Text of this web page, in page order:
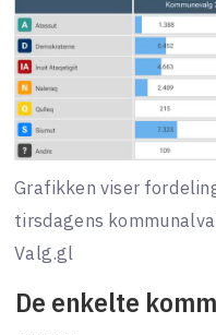
Grafikken viser
tirsdagens
Valg.gl
De enkelte